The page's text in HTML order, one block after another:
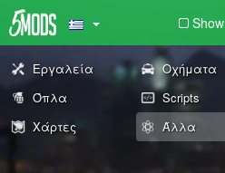
Εργαλεία Οχήματα
Όπλα
Scripts
Χάρτες
Άλλα